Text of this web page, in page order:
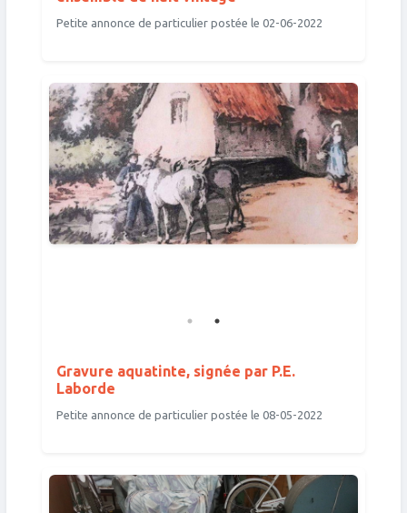
Petite annonce de particulier postée le 02-06-2022
Gravure aquatinte, signée par P.E.
Laborde
Petite annonce de particulier postée le 08-05-2022